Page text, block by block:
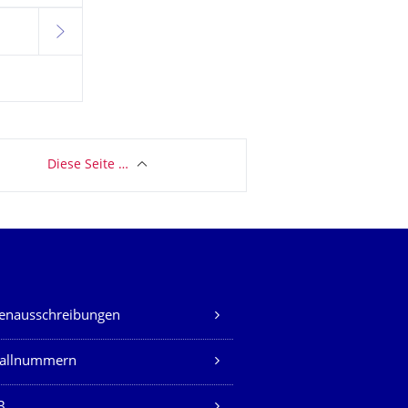
weiter
Diese Seite …